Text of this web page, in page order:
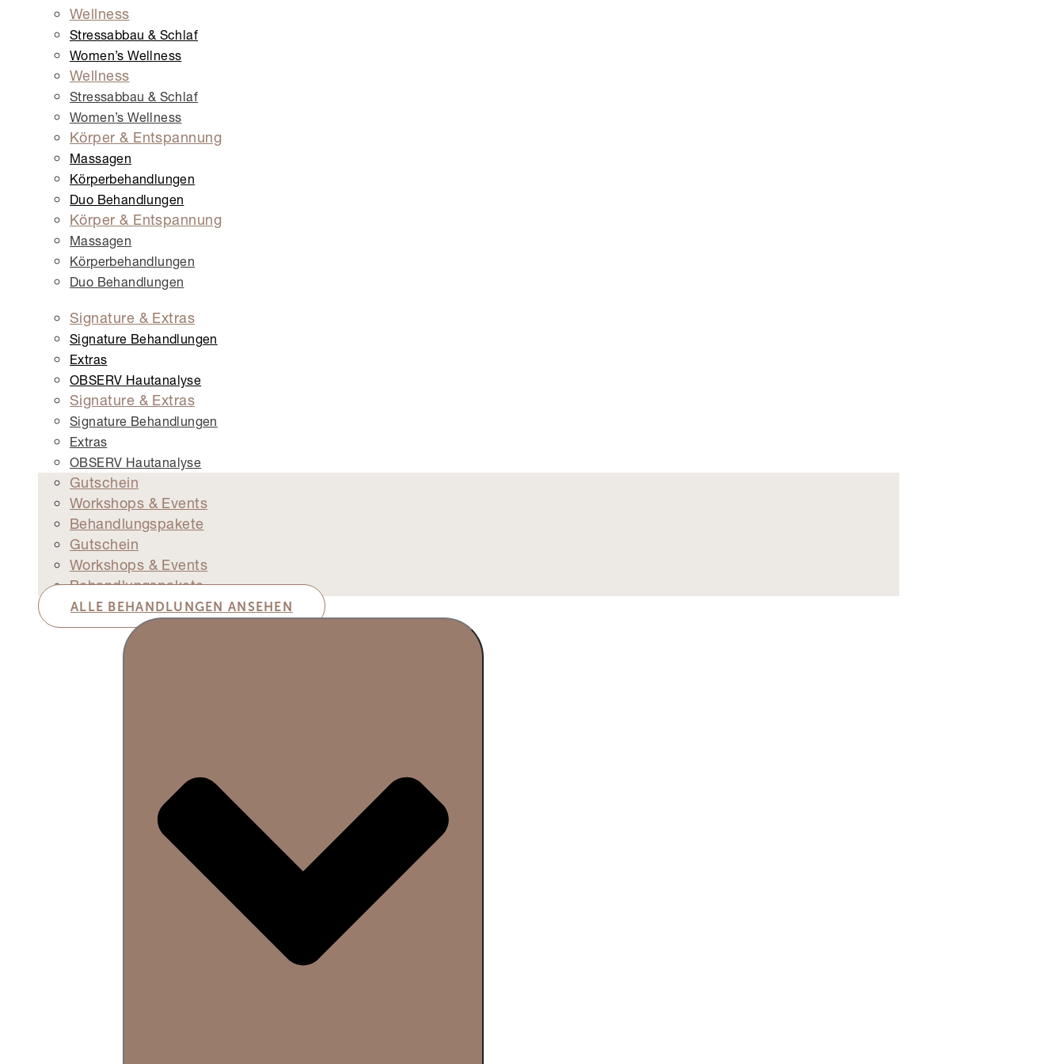
Wellness
Stressabbau & Schlaf
Women’s Wellness
Wellness
Stressabbau & Schlaf
Women’s Wellness
Körper & Entspannung
Massagen
Körper­behandlungen
Duo Behandlungen
Körper & Entspannung
Massagen
Körper­behandlungen
Duo Behandlungen
Signature & Extras
Signature Behandlungen
Extras
OBSERV Hautanalyse
Signature & Extras
Signature Behandlungen
Extras
OBSERV Hautanalyse
Gutschein
Workshops & Events
Behandlungspakete
Gutschein
Workshops & Events
Behandlungspakete
ALLE BEHANDLUNGEN ANSEHEN